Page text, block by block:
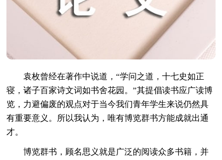
袁枚曾经在著作中说道，“学问之道，十七史如正
寝，诸子百家诗文词如书舍花园。”其提倡读书应广读博
览，力避偏废的观点对于当今我们青年学生来说仍然具
有重要意义。所以我认为，唯有博览群书方能成就出通
才。
博览群书，顾名思义就是广泛的阅读众多书籍，并